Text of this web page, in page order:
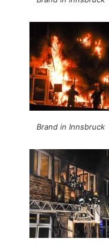
Brand in Innsbruck